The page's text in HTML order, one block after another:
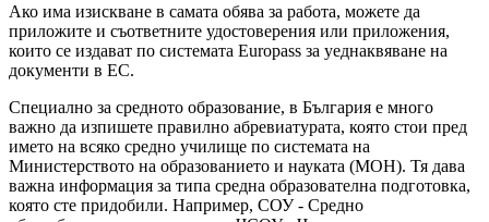
Ако има изискване в самата обява за работа, можете да
приложите и съответните удостоверения или приложения,
които се издават по системата Europass за уеднаквяване на
документи в ЕС.
Специално за средното образование, в България е много
важно да изпишете правилно абревиатурата, която стои пред
името на всяко средно училище по системата на
Министерството на образованието и науката (МОН). Тя дава
важна информация за типа средна образователна подготовка,
която сте придобили. Например, СОУ - Средно